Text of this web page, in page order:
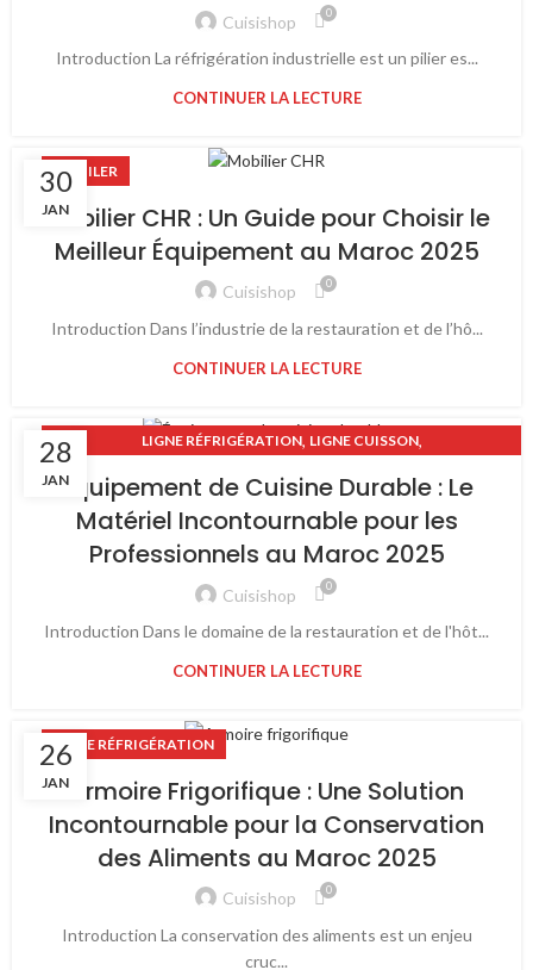
Cuisishop 0
Introduction La réfrigération industrielle est un pilier es...
CONTINUER LA LECTURE
30
JAN
MOBILER
Mobilier CHR : Un Guide pour Choisir le
Meilleur Équipement au Maroc 2025
Cuisishop 0
Introduction Dans l’industrie de la restauration et de l’hô...
CONTINUER LA LECTURE
28
JAN
LIGNE RÉFRIGÉRATION, LIGNE CUISSON,
Équipement de Cuisine Durable : Le
Matériel Incontournable pour les
Professionnels au Maroc 2025
Cuisishop 0
Introduction Dans le domaine de la restauration et de l'hôt...
CONTINUER LA LECTURE
26
JAN
LIGNE RÉFRIGÉRATION
Armoire Frigorifique : Une Solution
Incontournable pour la Conservation
des Aliments au Maroc 2025
Cuisishop 0
Introduction La conservation des aliments est un enjeu
cruc...